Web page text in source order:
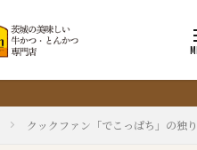
クックファン「でこっぱち」の独